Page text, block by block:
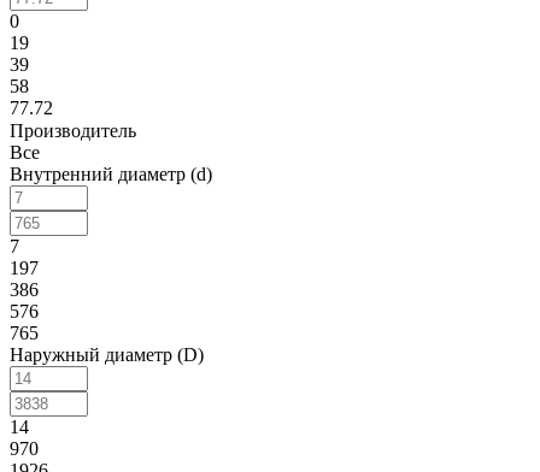
0
19
39
58
77.72
Производитель
Все
Внутренний диаметр (d)
7
197
386
576
765
Наружный диаметр (D)
14
970